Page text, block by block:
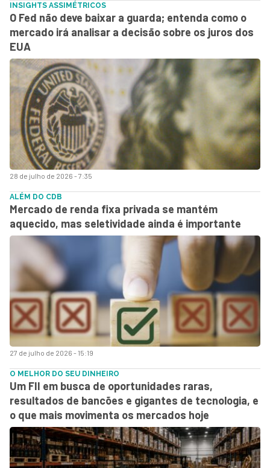
28 de julho de 2026 - 7:35
INSIGHTS ASSIMÉTRICOS
O Fed não deve baixar a guarda; entenda como o
mercado irá analisar a decisão sobre os juros dos
EUA
27 de julho de 2026 - 15:19
ALÉM DO CDB
Mercado de renda fixa privada se mantém
aquecido, mas seletividade ainda é importante
O MELHOR DO SEU DINHEIRO
Um FII em busca de oportunidades raras,
resultados de bancões e gigantes de tecnologia, e
o que mais movimenta os mercados hoje